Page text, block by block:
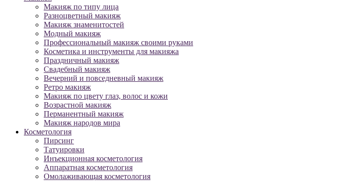
Макияж по типу лица
Разноцветный макияж
Макияж знаменитостей
Модный макияж
Профессиональный макияж своими руками
Косметика и инструменты для макияжа
Праздничный макияж
Свадебный макияж
Вечерний и повседневный макияж
Ретро макияж
Макияж по цвету глаз, волос и кожи
Возрастной макияж
Перманентный макияж
Макияж народов мира
Косметология
Пирсинг
Татуировки
Инъекционная косметология
Аппаратная косметология
Омолаживающая косметология